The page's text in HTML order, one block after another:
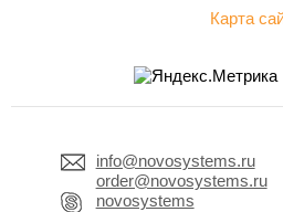
Карта
info@novosystems.ru
order@novosystems.ru
novosystems